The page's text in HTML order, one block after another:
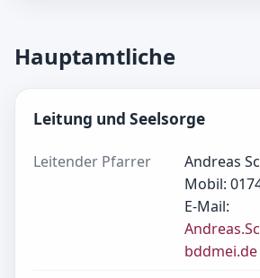
Hauptamtliche
Leitung und Seelsorge
Leitender Pfarrer
Andreas
Mobil:
E-Mail:
bddmei.de